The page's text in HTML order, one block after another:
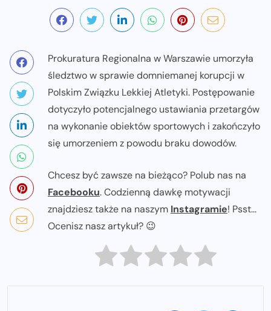
Prokuratura Regionalna w Warszawie umorzyła
śledztwo w sprawie domniemanej korupcji w
Polskim Związku Lekkiej Atletyki. Postępowanie
dotyczyło potencjalnego ustawiania przetargów
na wykonanie obiektów sportowych i zakończyło
się umorzeniem z powodu braku dowodów.
Chcesz być zawsze na bieżąco? Polub nas na
Facebooku. Codzienną dawkę motywacji
znajdziesz także na naszym Instagramie! Psst...
Ocenisz nasz artykuł? 😉